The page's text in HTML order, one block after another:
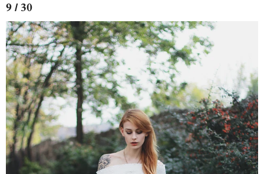
9 / 30